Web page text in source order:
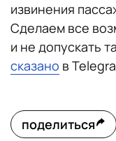
извинения
Сделаем все
и не допускать
сказано в
поделиться